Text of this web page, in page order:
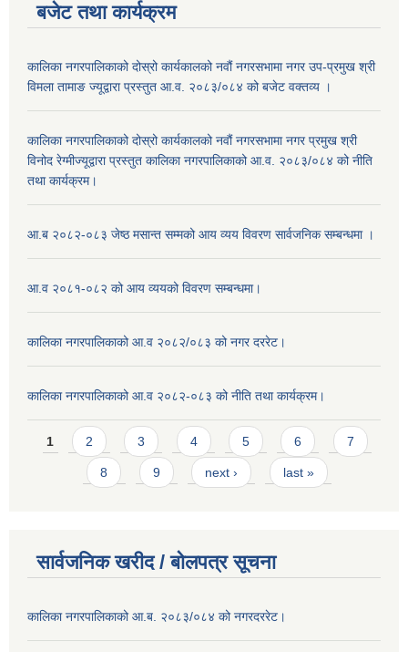
बजेट तथा कार्यक्रम
कालिका नगरपालिकाको दोस्रो कार्यकालको नवौं नगरसभामा नगर उप-प्रमुख श्री
विमला तामाङ ज्यूद्वारा प्रस्तुत आ.व. २०८३/०८४ को बजेट वक्तव्य ।
कालिका नगरपालिकाको दोस्रो कार्यकालको नवौं नगरसभामा नगर प्रमुख श्री
विनोद रेग्मीज्यूद्वारा प्रस्तुत कालिका नगरपालिकाको आ.व. २०८३/०८४ को नीति
तथा कार्यक्रम।
आ.ब २०८२-०८३ जेष्ठ मसान्त सम्मको आय व्यय विवरण सार्वजनिक सम्बन्धमा ।
आ.व २०८१-०८२ को आय व्ययको विवरण सम्बन्धमा।
कालिका नगरपालिकाको आ.व २०८२/०८३ को नगर दररेट।
कालिका नगरपालिकाको आ.व २०८२-०८३ को नीति तथा कार्यक्रम।
Pages
1 2 3 4 5 6 7
8 9 next › last »
सार्वजनिक खरीद / बाेलपत्र सूचना
कालिका नगरपालिकाको आ.ब. २०८३/०८४ को नगरदररेट।